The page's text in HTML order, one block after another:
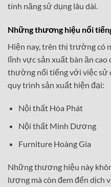
tính năng sử dụng lâu dài.
Những thương hiệu nổi
Hiện nay, trên thị trường có
lĩnh vực sản xuất bàn ăn
thường nổi tiếng với việc sử
quy trình sản xuất hiện đại:
Nội thất Hòa Phát
Nội thất Minh Dương
Furniture Hoàng Gia
Những thương hiệu này
lượng mà còn đem đến dịch